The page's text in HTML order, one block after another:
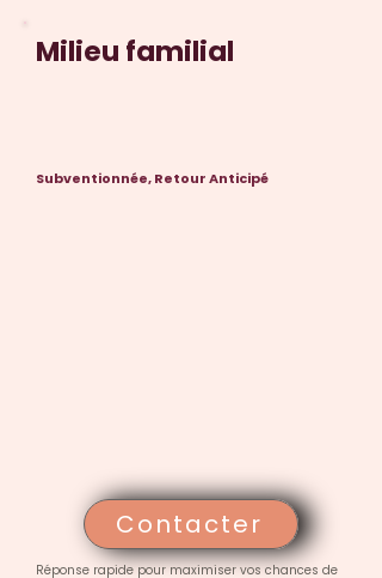
Milieu familial
Subventionnée, Retour Anticipé
Contacter
Réponse rapide pour maximiser vos chances de